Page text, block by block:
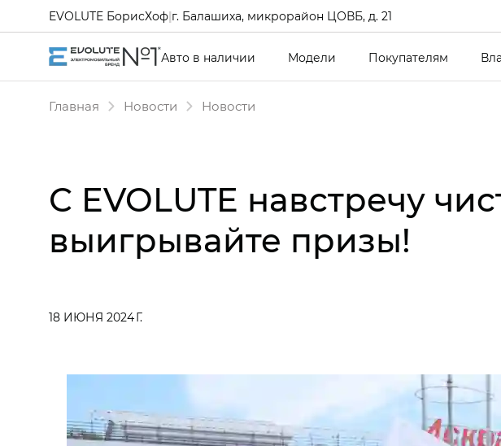
EVOLUTE БорисХоф|г. Балашиха, микрорайон ЦОВБ, д. 21
Авто в наличии Модели Покупателям
Главная Новости Новости
С EVOLUTE навстречу
выигрывайте призы!
18 ИЮНЯ 2024 Г.